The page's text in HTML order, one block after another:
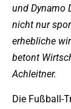
und Dynamo
nicht nur
erhebliche
betont
Achleitner.
Die Fußball-